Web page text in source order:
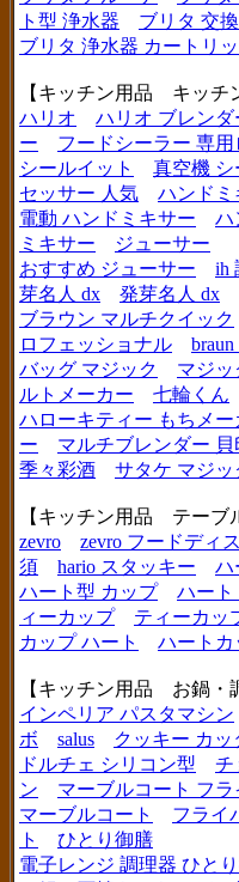
ト型 浄水器
ブリタ 交
ブリタ 浄水器 カートリ
【キッチン用品 キッチ
ハリオ
ハリオ ブレンダ
ー
フードシーラー 専用
シールイット
真空機 シ
セッサー 人気
ハンドミ
電動 ハンドミキサー
ハ
ミキサー
ジューサー
おすすめ ジューサー
ih
芽名人 dx
発芽名人 dx
ブラウン マルチクイック
ロフェッショナル
バッグ マジック
マジッ
ルトメーカー
七輪くん
ハローキティー もちメー
ー
マルチブレンダー 貝
季々彩酒
サタケ マジッ
【キッチン用品 テーブ
zevro
zevro フードディ
須
hario スタッキー
ハ
ハート型 カップ
ハート
ィーカップ
ティーカッ
カップ ハート
ハートカ
【キッチン用品 お鍋・
インペリア パスタマシン
ボ
salus
クッキー カッ
ドルチェ シリコン型
チ
ン
マーブルコート フラ
マーブルコート
フライ
ト
ひとり御膳
電子レンジ 調理器 ひと